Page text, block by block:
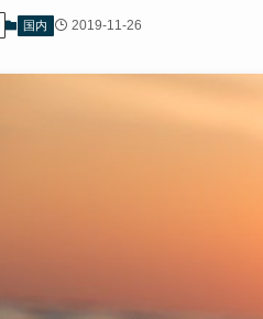
国内 2019-11-26